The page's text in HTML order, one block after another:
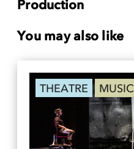
Production
You may also like
THEATRE MUSIC